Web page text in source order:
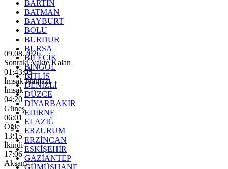
BARTIN
BATMAN
BAYBURT
BOLU
BURDUR
BURSA
BİLECİK
BİNGÖL
BİTLİS
DENİZLİ
DÜZCE
DİYARBAKIR
EDİRNE
ELAZIĞ
ERZURUM
ERZİNCAN
ESKİŞEHİR
GAZİANTEP
GÜMÜŞHANE
09.08.2026
Sonraki Vakte Kalan
01:43:03
İmsak Namazı
İmsak
04:20
Güneş
06:01
Öğle
13:15
İkindi
17:06
Akşam